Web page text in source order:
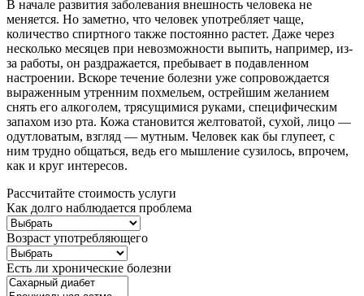
В начале развития заболевания внешность человека не
меняется. Но заметно, что человек употребляет чаще,
количество спиртного также постоянно растет. Даже через
несколько месяцев при невозможности выпить, например, из-
за работы, он раздражается, пребывает в подавленном
настроении. Вскоре течение болезни уже сопровождается
выраженным утренним похмельем, острейшим желанием
снять его алкоголем, трясущимися руками, специфическим
запахом изо рта. Кожа становится желтоватой, сухой, лицо —
одутловатым, взгляд — мутным. Человек как бы глупеет, с
ним трудно общаться, ведь его мышление сузилось, впрочем,
как и круг интересов.
Рассчитайте стоимость услуги
Как долго наблюдается проблема
Возраст употребляющего
Есть ли хронические болезни